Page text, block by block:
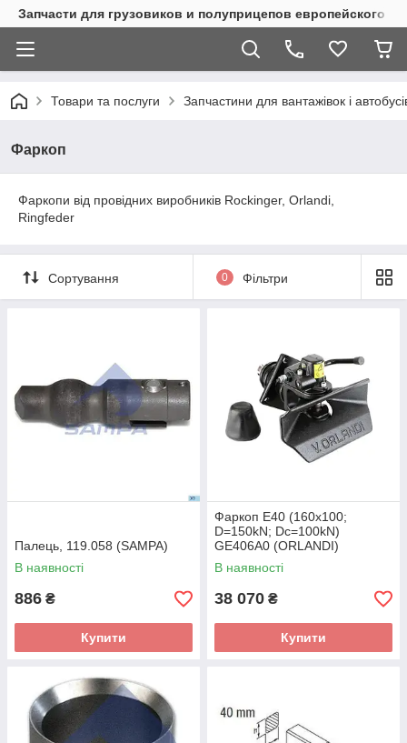
Запчасти для грузовиков и полуприцепов европейского
Товари та послуги Запчастини для вантажівок і
Фаркоп
Фаркопи від провідних виробників Rockinger, Orlandi,
Ringfeder
Сортування 0 Фільтри
Палець, 119.058 (SAMPA)
В наявності
886 ₴
Купити
Фаркоп Е40 (160x100;
D=150kN; Dc=100kN)
GE406A0 (ORLANDI)
В наявності
38 070 ₴
Купити